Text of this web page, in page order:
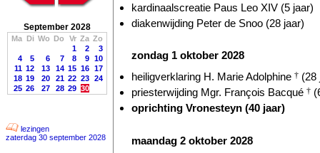
September 2028
Ma Di Wo Do Vr Za Zo
1
2
3
4
5 6 7 8 9 10
11 12 13 14 15 16 17
18 19 20 21 22 23 24
25 26 27 28 29 30
lezingen
zaterdag 30 september 2028
kardinaalscreatie Paus Leo XIV (5 jaar)
diakenwijding Peter de Snoo (28 jaar)
zondag 1 oktober 2028
heiligverklaring H. Marie Adolphine † (28
priesterwijding Mgr. François Bacqué †
oprichting Vronesteyn (40 jaar)
maandag 2 oktober 2028